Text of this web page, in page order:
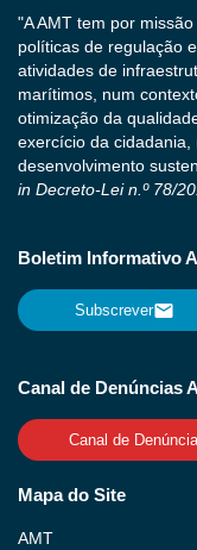
"A AMT tem por
políticas de regulação
atividades de
marítimos, num
otimização da
exercício da
desenvolvimento
in Decreto-Lei n.º 78/
Boletim Informativo
Subscrever
Canal de Denúncias
Canal de
Mapa do Site
AMT